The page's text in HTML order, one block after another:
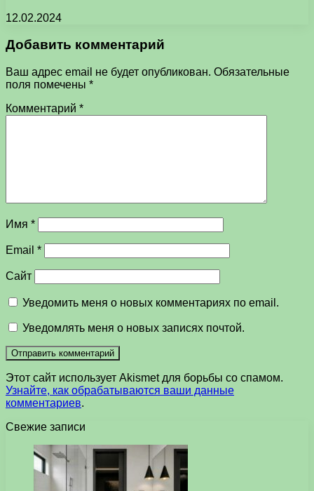
12.02.2024
Добавить комментарий
Ваш адрес email не будет опубликован. Обязательные
поля помечены *
Комментарий *
Имя *
Email *
Сайт
Уведомить меня о новых комментариях по email.
Уведомлять меня о новых записях почтой.
Этот сайт использует Akismet для борьбы со спамом.
Узнайте, как обрабатываются ваши данные
комментариев.
Свежие записи